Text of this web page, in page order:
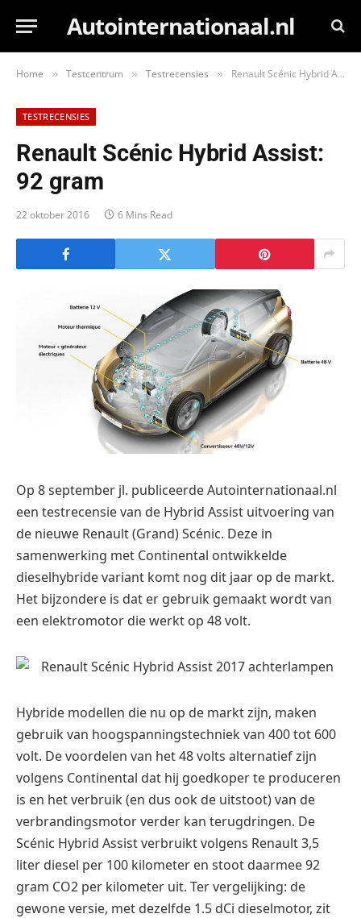
Autointernationaal.nl
Home » Testcentrum » Testrecensies » Renault Scénic Hybrid Assist: 92 gram
TESTRECENSIES
Renault Scénic Hybrid Assist:
92 gram
22 oktober 2016 6 Mins Read
Op 8 september jl. publiceerde Autointernationaal.nl
een testrecensie van de Hybrid Assist uitvoering van
de nieuwe Renault (Grand) Scénic. Deze in
samenwerking met Continental ontwikkelde
dieselhybride variant komt nog dit jaar op de markt.
Het bijzondere is dat er gebruik gemaakt wordt van
een elektromotor die werkt op 48 volt.
Hybride modellen die nu op de markt zijn, maken
gebruik van hoogspanningstechniek van 400 tot 600
volt. De voordelen van het 48 volts alternatief zijn
volgens Continental dat hij goedkoper te produceren
is en het verbruik (en dus ook de uitstoot) van de
verbrandingsmotor verder kan terugdringen. De
Scénic Hybrid Assist verbruikt volgens Renault 3,5
liter diesel per 100 kilometer en stoot daarmee 92
gram CO2 per kilometer uit. Ter vergelijking: de
gewone versie, met dezelfde 1.5 dCi dieselmotor, zit